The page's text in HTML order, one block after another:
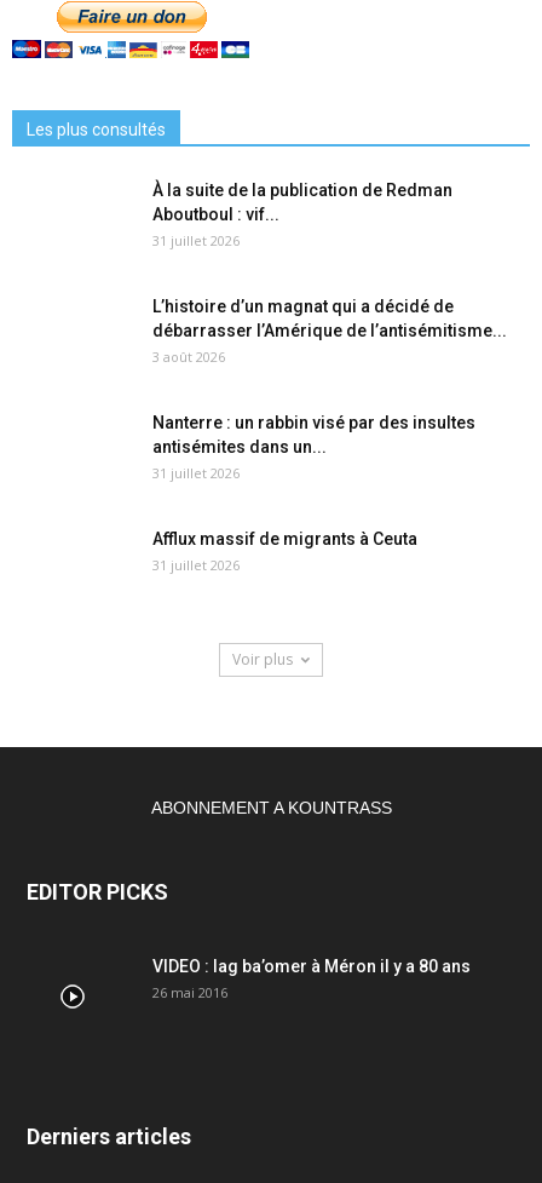
Les plus consultés
À la suite de la publication de Redman
Aboutboul : vif...
31 juillet 2026
L’histoire d’un magnat qui a décidé de
débarrasser l’Amérique de l’antisémitisme...
3 août 2026
Nanterre : un rabbin visé par des insultes
antisémites dans un...
31 juillet 2026
Afflux massif de migrants à Ceuta
31 juillet 2026
Voir plus
ABONNEMENT A KOUNTRASS
EDITOR PICKS
VIDEO : lag ba’omer à Méron il y a 80 ans
26 mai 2016
Derniers articles